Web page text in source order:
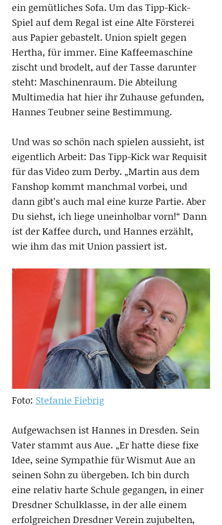
ein gemütliches Sofa. Um das Tipp-Kick-
Spiel auf dem Regal ist eine Alte Försterei
aus Papier gebastelt. Union spielt gegen
Hertha, für immer. Eine Kaffeemaschine
zischt und brodelt, auf der Tasse darunter
steht: Maschinenraum. Die Abteilung
Multimedia hat hier ihr Zuhause gefunden,
Hannes Teubner seine Bestimmung.
Und was so schön nach spielen aussieht, ist
eigentlich Arbeit: Das Tipp-Kick war Requisit
für das Video zum Derby. „Martin aus dem
Fanshop kommt manchmal vorbei, und
dann gibt’s auch mal eine kurze Partie. Aber
Du siehst, ich liege uneinholbar vorn!“ Dann
ist der Kaffee durch, und Hannes erzählt,
wie ihm das mit Union passiert ist.
Foto: Stefanie Fiebrig
Aufgewachsen ist Hannes in Dresden. Sein
Vater stammt aus Aue. „Er hatte diese fixe
Idee, seine Sympathie für Wismut Aue an
seinen Sohn zu übergeben. Ich bin durch
eine relativ harte Schule gegangen, in einer
Dresdner Schulklasse, in der alle einem
erfolgreichen Dresdner Verein zujubelten,